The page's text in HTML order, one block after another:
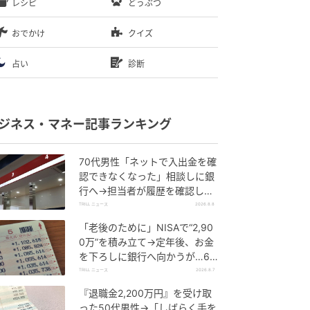
レシピ どうぶつ
おでかけ クイズ
占い 診断
ネス・マネー記事ランキング
70代男性「ネットで入出金を確
認できなくなった」相談しに銀
行へ→担当者が履歴を確認した
ところ…判明した“恐ろしい事
TRILL ニュース 2026.8.8
「老後のために」NISAで“2,90
0万”を積み立て→定年後、お金
を下ろしに銀行へ向かうが…60
代男性を襲った“想定外の落とし
TRILL ニュース 2026.8.7
『退職金2,200万円』を受け取
った50代男性→「しばらく手を